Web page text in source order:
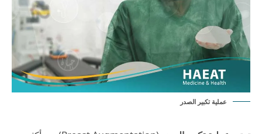
عملية تكبير الصدر